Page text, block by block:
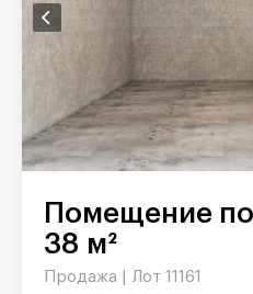
Помещение под сувениры,
38 м²
Продажа | Лот 11161